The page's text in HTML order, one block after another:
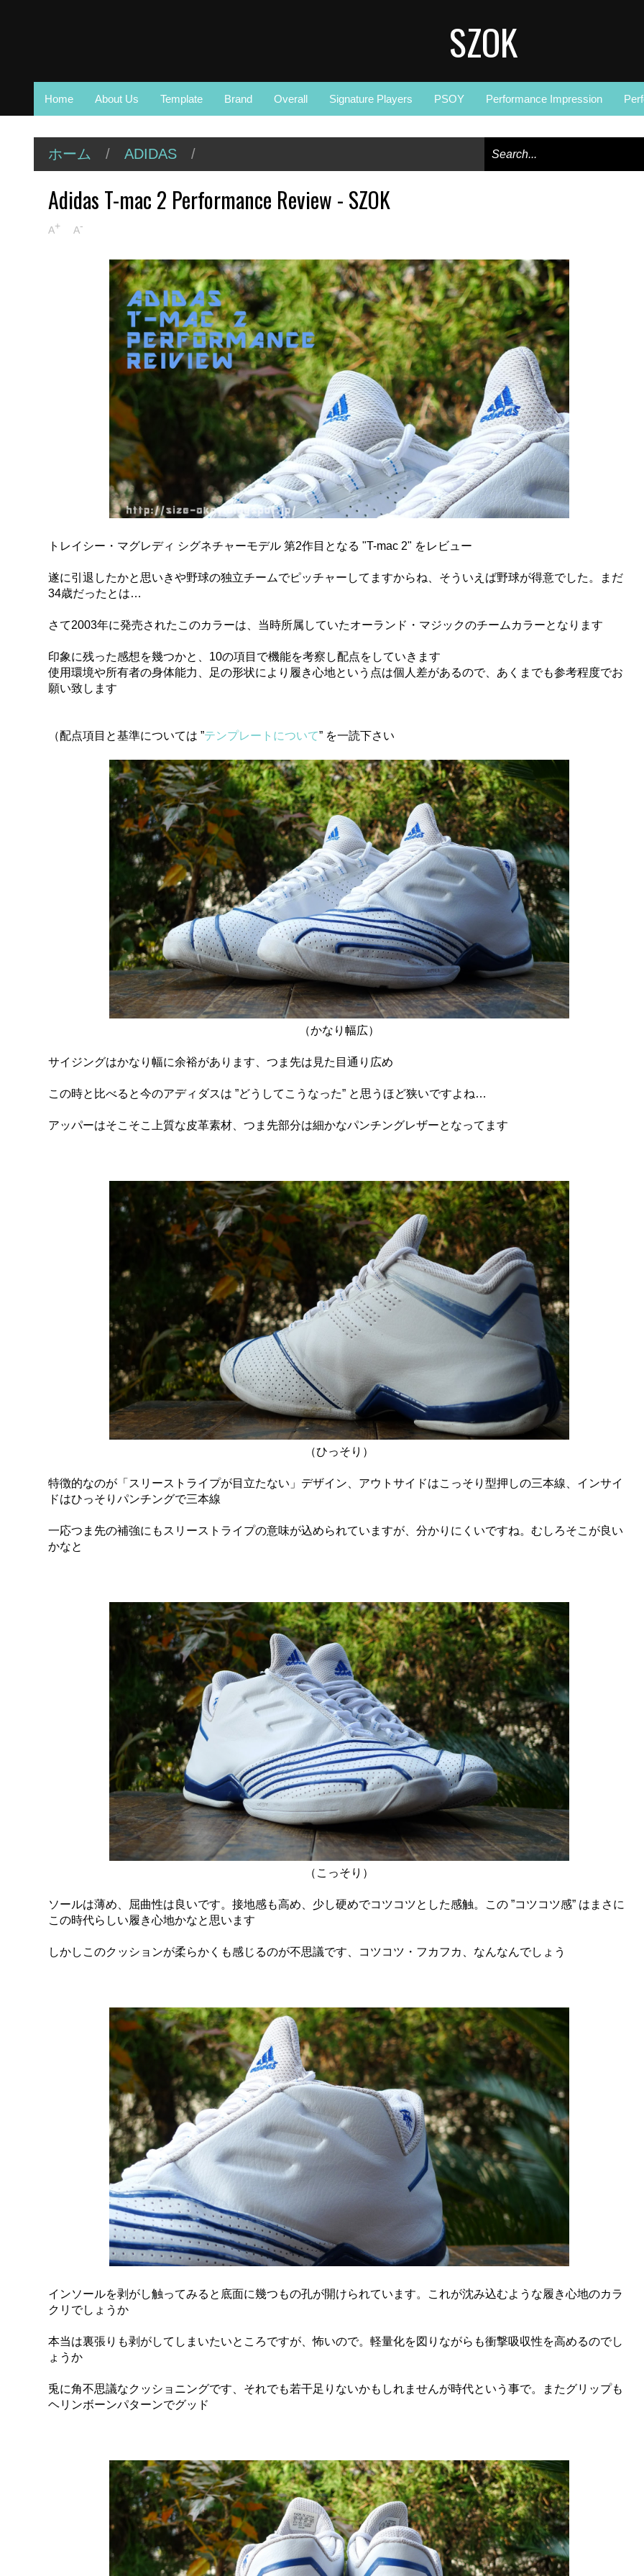
SZOK
Home About Us Template Brand Overall Signature Players PSOY Performance Impression
ホーム / ADIDAS /
Adidas T-mac 2 Performance Review - SZOK
A+ A-
トレイシー・マグレディ シグネチャーモデル 第2作目となる "T-mac 2" をレビュー
遂に引退したかと思いきや野球の独立チームでピッチャーしてますからね、そういえば野球が得意でした。まだ
34歳だったとは…
さて2003年に発売されたこのカラーは、当時所属していたオーランド・マジックのチームカラーとなります
印象に残った感想を幾つかと、10の項目で機能を考察し配点をしていきます
使用環境や所有者の身体能力、足の形状により履き心地という点は個人差があるので、あくまでも参考程度でお
願い致します
（配点項目と基準については ”テンプレートについて” を一読下さい
（かなり幅広）
サイジングはかなり幅に余裕があります、つま先は見た目通り広め
この時と比べると今のアディダスは ”どうしてこうなった” と思うほど狭いですよね…
アッパーはそこそこ上質な皮革素材、つま先部分は細かなパンチングレザーとなってます
（ひっそり）
特徴的なのが「スリーストライプが目立たない」デザイン、アウトサイドはこっそり型押しの三本線、インサイ
ドはひっそりパンチングで三本線
一応つま先の補強にもスリーストライプの意味が込められていますが、分かりにくいですね。むしろそこが良い
かなと
（こっそり）
ソールは薄め、屈曲性は良いです。接地感も高め、少し硬めでコツコツとした感触。この ”コツコツ感” はまさに
この時代らしい履き心地かなと思います
しかしこのクッションが柔らかくも感じるのが不思議です、コツコツ・フカフカ、なんなんでしょう
インソールを剥がし触ってみると底面に幾つもの孔が開けられています。これが沈み込むような履き心地のカラ
クリでしょうか
本当は裏張りも剥がしてしまいたいところですが、怖いので。軽量化を図りながらも衝撃吸収性を高めるのでし
ょうか
兎に角不思議なクッショニングです、それでも若干足りないかもしれませんが時代という事で。またグリップも
ヘリンボーンパターンでグッド